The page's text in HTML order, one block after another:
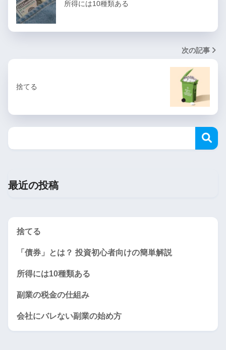
所得には10種類ある
次の記事
捨てる
最近の投稿
捨てる
「債券」とは？ 投資初心者向けの簡単解説
所得には10種類ある
副業の税金の仕組み
会社にバレない副業の始め方